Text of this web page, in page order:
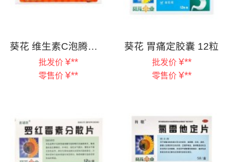
葵花 维生素C泡腾片 0.5g*15片
批发价 ¥**
零售价 ¥**
葵花 胃痛定胶囊 12粒
批发价 ¥**
零售价 ¥**